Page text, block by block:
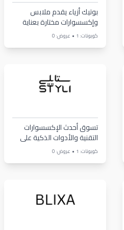
بوتيك أزياء يقدم ملابس
وإكسسوارات مختارة بعناية
كوبونات: 1 • عروض: 0
تسوق أحدث الإكسسوارات
التقنية والأدوات الذكية على
ستايلي. اكتشف مجموعة
واسعة من الأقلام الرقمية،
ملحقات الأجهزة، أدوات الرسم
أسعار تنافسية وشحن موثوق.
كوبونات: 1 • عروض: 0